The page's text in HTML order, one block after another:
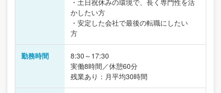
かしたい方
・安定した会社で最後の転職にしたい
方
勤務時間
8:30～17:30
実働8時間／休憩60分
残業あり：月平均30時間